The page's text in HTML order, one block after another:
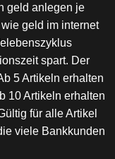
geld anlegen je
geld im internet
spart. Der
5 Artikeln erhalten
10 Artikeln erhalten
für alle Artikel
viele Bankkunden